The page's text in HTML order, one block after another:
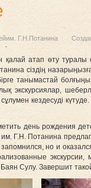
Г.Н.Потанина
атап өту туралы
сіздің
танымастай
экскурсиялар,
кездесуді
день рождения
им. Г.Н. Потанина
но и
Сулу. Завершит